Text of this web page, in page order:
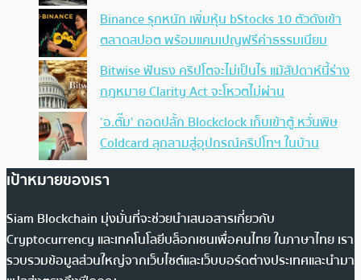
Binance รุกหนัก เพิ่มหุ้น bStocks 10 ตัวดังเข้า
ตลาดสปอต พร้อมแคมเปญฟรีค่าธรรมเนียม
Bitwise ฟันธง คริปโตจะไม่เป็นไร แม้สัปดาห์นี้ร่าง
กฎหมาย Clarity Act จะโหวตไม่ผ่าน
‘อ.ตั๊ม’ ถอดปลั้ก Blockclock เก็บเข้าตู้ หวั่นพิษ
Coldcard ลุกลามสู่อุปกรณ์คริปโทฯ ในบ้าน
เป้าหมายของเรา
Siam Blockchain มุ่งมั่นที่จะช่วยนำเสนอสารเกี่ยวกับ
Cryptocurrency และเทคโนโลยีบล็อกเชนเพื่อคนไทย ในภาษาไทย เรา
รวบรวมข้อมูลส่วนใหญ่จากเว็บไซต์และเว็บบอร์ดต่างประเทศและนำมา